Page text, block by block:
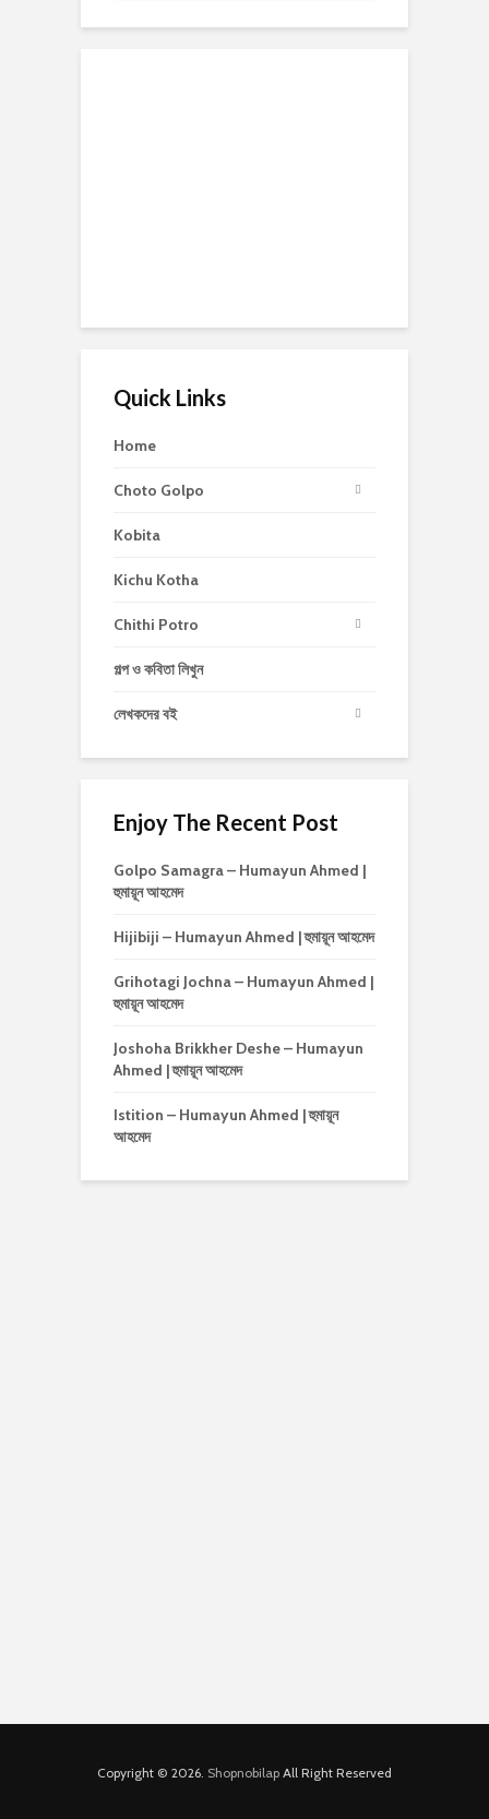
Quick Links
Home
Choto Golpo
Kobita
Kichu Kotha
Chithi Potro
গল্প ও কবিতা লিখুন
লেখকদের বই
Enjoy The Recent Post
Golpo Samagra – Humayun Ahmed |
হুমায়ূন আহমেদ
Hijibiji – Humayun Ahmed | হুমায়ূন আহমেদ
Grihotagi Jochna – Humayun Ahmed |
হুমায়ূন আহমেদ
Joshoha Brikkher Deshe – Humayun
Ahmed | হুমায়ূন আহমেদ
Istition – Humayun Ahmed | হুমায়ূন
আহমেদ
Copyright © 2026. Shopnobilap All Right Reserved